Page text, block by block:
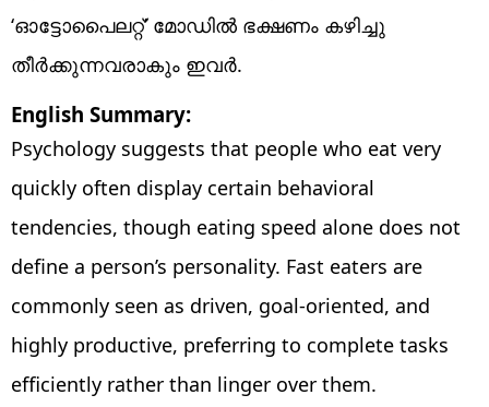
‘ഓട്ടോപൈലറ്റ്’ മോഡിൽ ഭക്ഷണം കഴിച്ചു
തീർക്കുന്നവരാകും ഇവർ.
English Summary:
Psychology suggests that people who eat very
quickly often display certain behavioral
tendencies, though eating speed alone does not
define a person’s personality. Fast eaters are
commonly seen as driven, goal-oriented, and
highly productive, preferring to complete tasks
efficiently rather than linger over them.